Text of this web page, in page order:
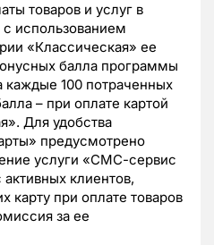
товаров и услуг в
с использованием
«Классическая» ее
балла программы
каждые 100 потраченных
– при оплате картой
Для удобства
предусмотрено
услуги «СМС-сервис
клиентов,
карту при оплате товаров
за ее